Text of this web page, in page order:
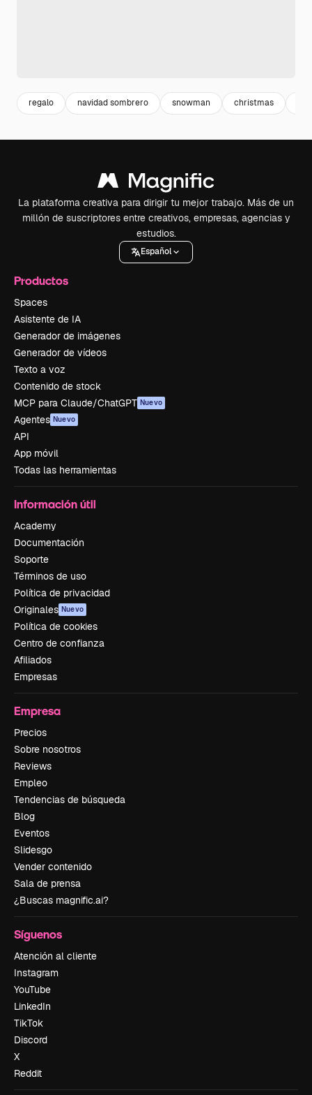
regalo navidad sombrero snowman christmas
La plataforma creativa para dirigir tu mejor trabajo. Más de un
millón de suscriptores entre creativos, empresas, agencias y
estudios.
Español
Productos
Spaces
Asistente de IA
Generador de imágenes
Generador de vídeos
Texto a voz
Contenido de stock
MCP para Claude/ChatGPT Nuevo
Agentes Nuevo
API
App móvil
Todas las herramientas
Información útil
Academy
Documentación
Soporte
Términos de uso
Política de privacidad
Originales Nuevo
Política de cookies
Centro de confianza
Afiliados
Empresas
Empresa
Precios
Sobre nosotros
Reviews
Empleo
Tendencias de búsqueda
Blog
Eventos
Slidesgo
Vender contenido
Sala de prensa
¿Buscas magnific.ai?
Síguenos
Atención al cliente
Instagram
YouTube
LinkedIn
TikTok
Discord
X
Reddit